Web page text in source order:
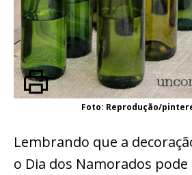
Foto: Reprodução/
Lembrando que a
o Dia dos Namorados